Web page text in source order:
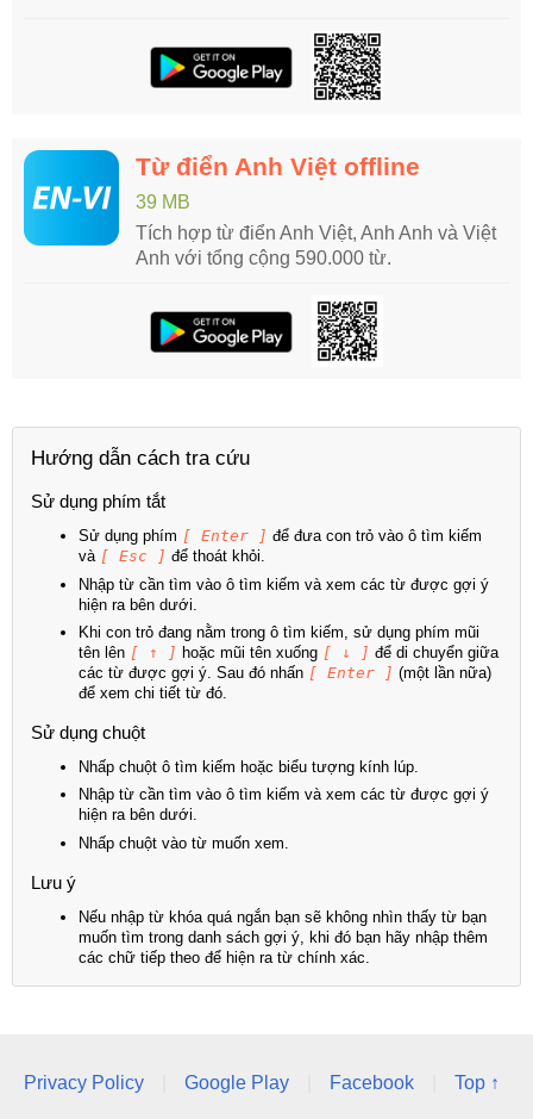
Từ điển Anh Việt offline
39 MB
Tích hợp từ điển Anh Việt, Anh Anh và Việt
Anh với tổng cộng 590.000 từ.
Hướng dẫn cách tra cứu
Sử dụng phím tắt
Sử dụng phím [ Enter ] để đưa con trỏ vào ô tìm kiếm
và [ Esc ] để thoát khỏi.
Nhập từ cần tìm vào ô tìm kiếm và xem các từ được gợi ý
hiện ra bên dưới.
Khi con trỏ đang nằm trong ô tìm kiếm, sử dụng phím mũi
tên lên [ ↑ ] hoặc mũi tên xuống [ ↓ ] để di chuyển giữa
các từ được gợi ý. Sau đó nhấn [ Enter ] (một lần nữa)
để xem chi tiết từ đó.
Sử dụng chuột
Nhấp chuột ô tìm kiếm hoặc biểu tượng kính lúp.
Nhập từ cần tìm vào ô tìm kiếm và xem các từ được gợi ý
hiện ra bên dưới.
Nhấp chuột vào từ muốn xem.
Lưu ý
Nếu nhập từ khóa quá ngắn bạn sẽ không nhìn thấy từ bạn
muốn tìm trong danh sách gợi ý, khi đó bạn hãy nhập thêm
các chữ tiếp theo để hiện ra từ chính xác.
Privacy Policy Google Play Facebook Top ↑